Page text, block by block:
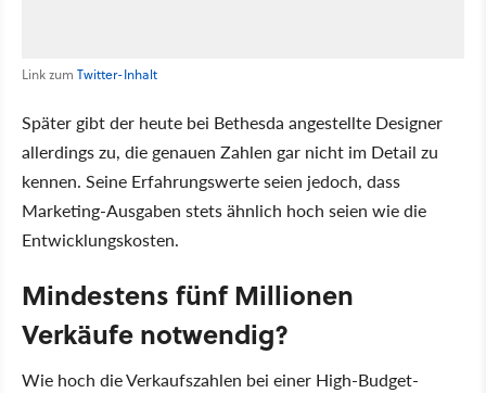
Link zum Twitter-Inhalt
Später gibt der heute bei Bethesda angestellte Designer
allerdings zu, die genauen Zahlen gar nicht im Detail zu
kennen. Seine Erfahrungswerte seien jedoch, dass
Marketing-Ausgaben stets ähnlich hoch seien wie die
Entwicklungskosten.
Mindestens fünf Millionen
Verkäufe notwendig?
Wie hoch die Verkaufszahlen bei einer High-Budget-